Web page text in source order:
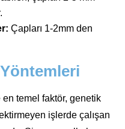
Çapları 1-2mm den
temel faktör, genetik
işlerde çalışan